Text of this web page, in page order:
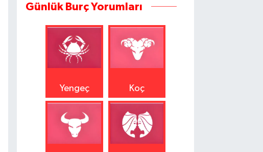
Günlük Burç Yorumları
Yengeç Koç